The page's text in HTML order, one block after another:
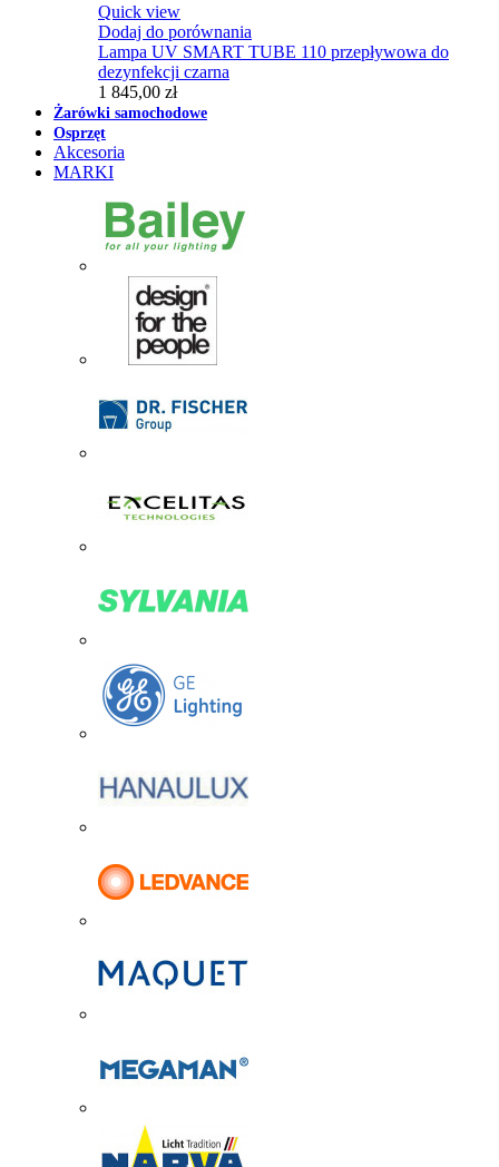
Quick view
Dodaj do porównania
Lampa UV SMART TUBE 110 przepływowa do
dezynfekcji czarna
1 845,00 zł
Żarówki samochodowe
Osprzęt
Akcesoria
MARKI